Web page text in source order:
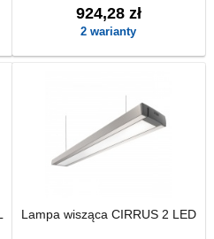
924,28 zł
2 warianty
Lampa wisząca CIRRUS 2 LED